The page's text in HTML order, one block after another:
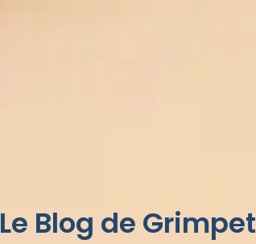
Le Blog de Grimpet